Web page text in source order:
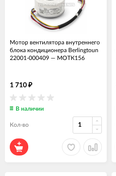
Мотор вентилятора внутреннего
блока кондиционера Berlingtoun
22001-000409 — МОТК156
1 710 ₽
В наличии
Кол-во